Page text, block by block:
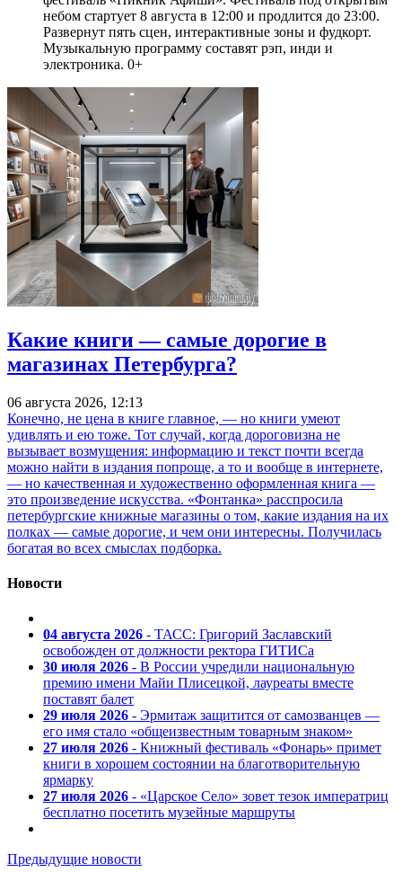
небом стартует 8 августа в 12:00 и продлится до 23:00.
Развернут пять сцен, интерактивные зоны и фудкорт.
Музыкальную программу составят рэп, инди и
электроника. 0+
Какие книги — самые дорогие в
магазинах Петербурга?
06 августа 2026, 12:13
Конечно, не цена в книге главное, — но книги умеют
удивлять и ею тоже. Тот случай, когда дороговизна не
вызывает возмущения: информацию и текст почти всегда
можно найти в издания попроще, а то и вообще в интернете,
— но качественная и художественно оформленная книга —
это произведение искусства. «Фонтанка» расспросила
петербургские книжные магазины о том, какие издания на их
полках — самые дорогие, и чем они интересны. Получилась
богатая во всех смыслах подборка.
Новости
04 августа 2026 - ТАСС: Григорий Заславский
освобожден от должности ректора ГИТИСа
30 июля 2026 - В России учредили национальную
премию имени Майи Плисецкой, лауреаты вместе
поставят балет
29 июля 2026 - Эрмитаж защитится от самозванцев —
его имя стало «общеизвестным товарным знаком»
27 июля 2026 - Книжный фестиваль «Фонарь» примет
книги в хорошем состоянии на благотворительную
ярмарку
27 июля 2026 - «Царское Село» зовет тезок императриц
бесплатно посетить музейные маршруты
Предыдущие новости